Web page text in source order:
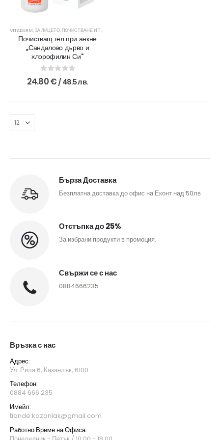
VITADERM,ЗА ЛИЦЕТО,ПОЧИСТВАНЕ И ТОНИЗИРАНЕ
Почистващ гел при анкне
,,Сандалово дърво и
хлорофилин Си''
0out of 5
24.80€ / 48.5 лв.
Бърза Доставка
Безплатна доставка до офис на Еконт над 50лв
Отстъпка до 25%
За избрани продукти в промоция.
Свържи се с нас
0884666235
Връзка с нас
Адрес:
Ул. Рила 6, Казанлък, 6100
Телефон:
0884 666 235
Имейл:
tiande.kazanlak@gmail.com
Работно Време на Офиса: